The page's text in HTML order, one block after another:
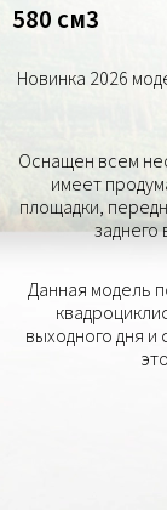
580 см3
Новинка 2026
Оснащен всем
имеет
площадки,
Данная модель
выходного дня